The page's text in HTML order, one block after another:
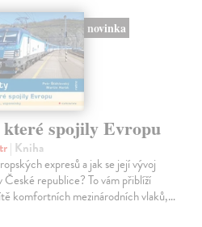
novinka
spojily Evropu
| Kniha
expresů a jak se její vývoj
republice? To vám přiblíží
komfortních mezinárodních vlaků,…